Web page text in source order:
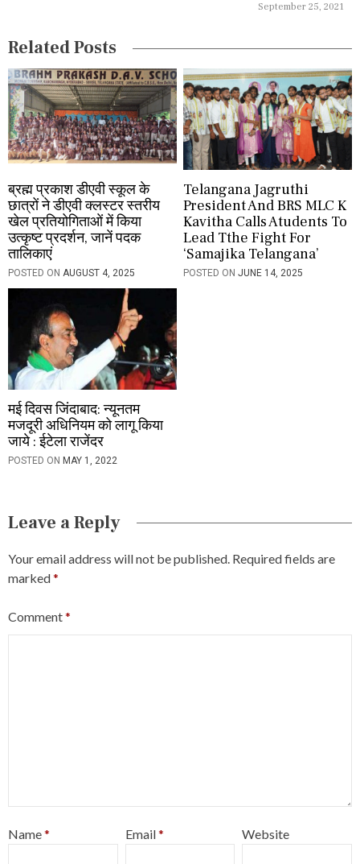
o
n
September 25, 2021
Related Posts
ब्रह्म प्रकाश डीएवी स्कूल के
छात्रों ने डीएवी क्लस्टर स्तरीय
खेल प्रतियोगिताओं में किया
उत्कृष्ट प्रदर्शन, जानें पदक
तालिकाएं
POSTED ON AUGUST 4, 2025
Telangana Jagruthi
President And BRS MLC K
Kavitha Calls Atudents To
Lead Tthe Fight For
‘Samajika Telangana’
POSTED ONJUNE 14, 2025
मई दिवस जिंदाबाद: न्यूनतम
मजदूरी अधिनियम को लागू किया
जाये : ईटेला राजेंदर
POSTED ON MAY 1, 2022
Leave a Reply
Your email address will not be published. Required fields are
marked*
Comment*
Name* Email* Website